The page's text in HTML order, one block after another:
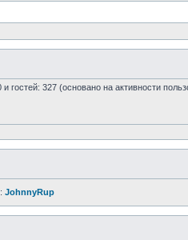
гостей: 327 (основано на активности
JohnnyRup